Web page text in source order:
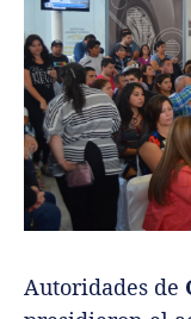
Autoridades de